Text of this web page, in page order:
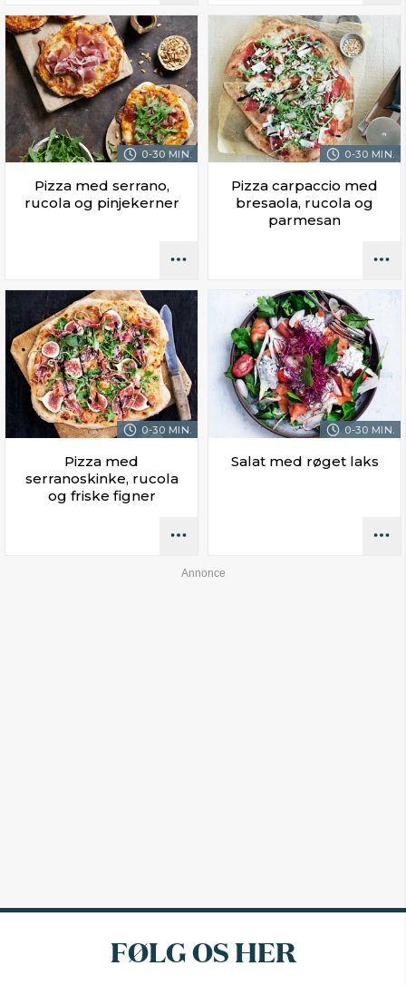
0-30 MIN.
Pizza med serrano,
rucola og pinjekerner
0-30 MIN.
Pizza carpaccio med
bresaola, rucola og
parmesan
0-30 MIN.
Pizza med
serranoskinke, rucola
og friske figner
0-30 MIN.
Salat med røget laks
FØLG OS HER